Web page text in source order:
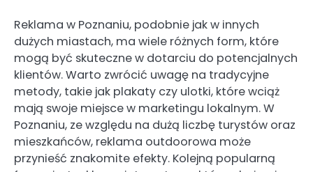
Reklama w Poznaniu, podobnie jak w innych
dużych miastach, ma wiele różnych form, które
mogą być skuteczne w dotarciu do potencjalnych
klientów. Warto zwrócić uwagę na tradycyjne
metody, takie jak plakaty czy ulotki, które wciąż
mają swoje miejsce w marketingu lokalnym. W
Poznaniu, ze względu na dużą liczbę turystów oraz
mieszkańców, reklama outdoorowa może
przynieść znakomite efekty. Kolejną popularną